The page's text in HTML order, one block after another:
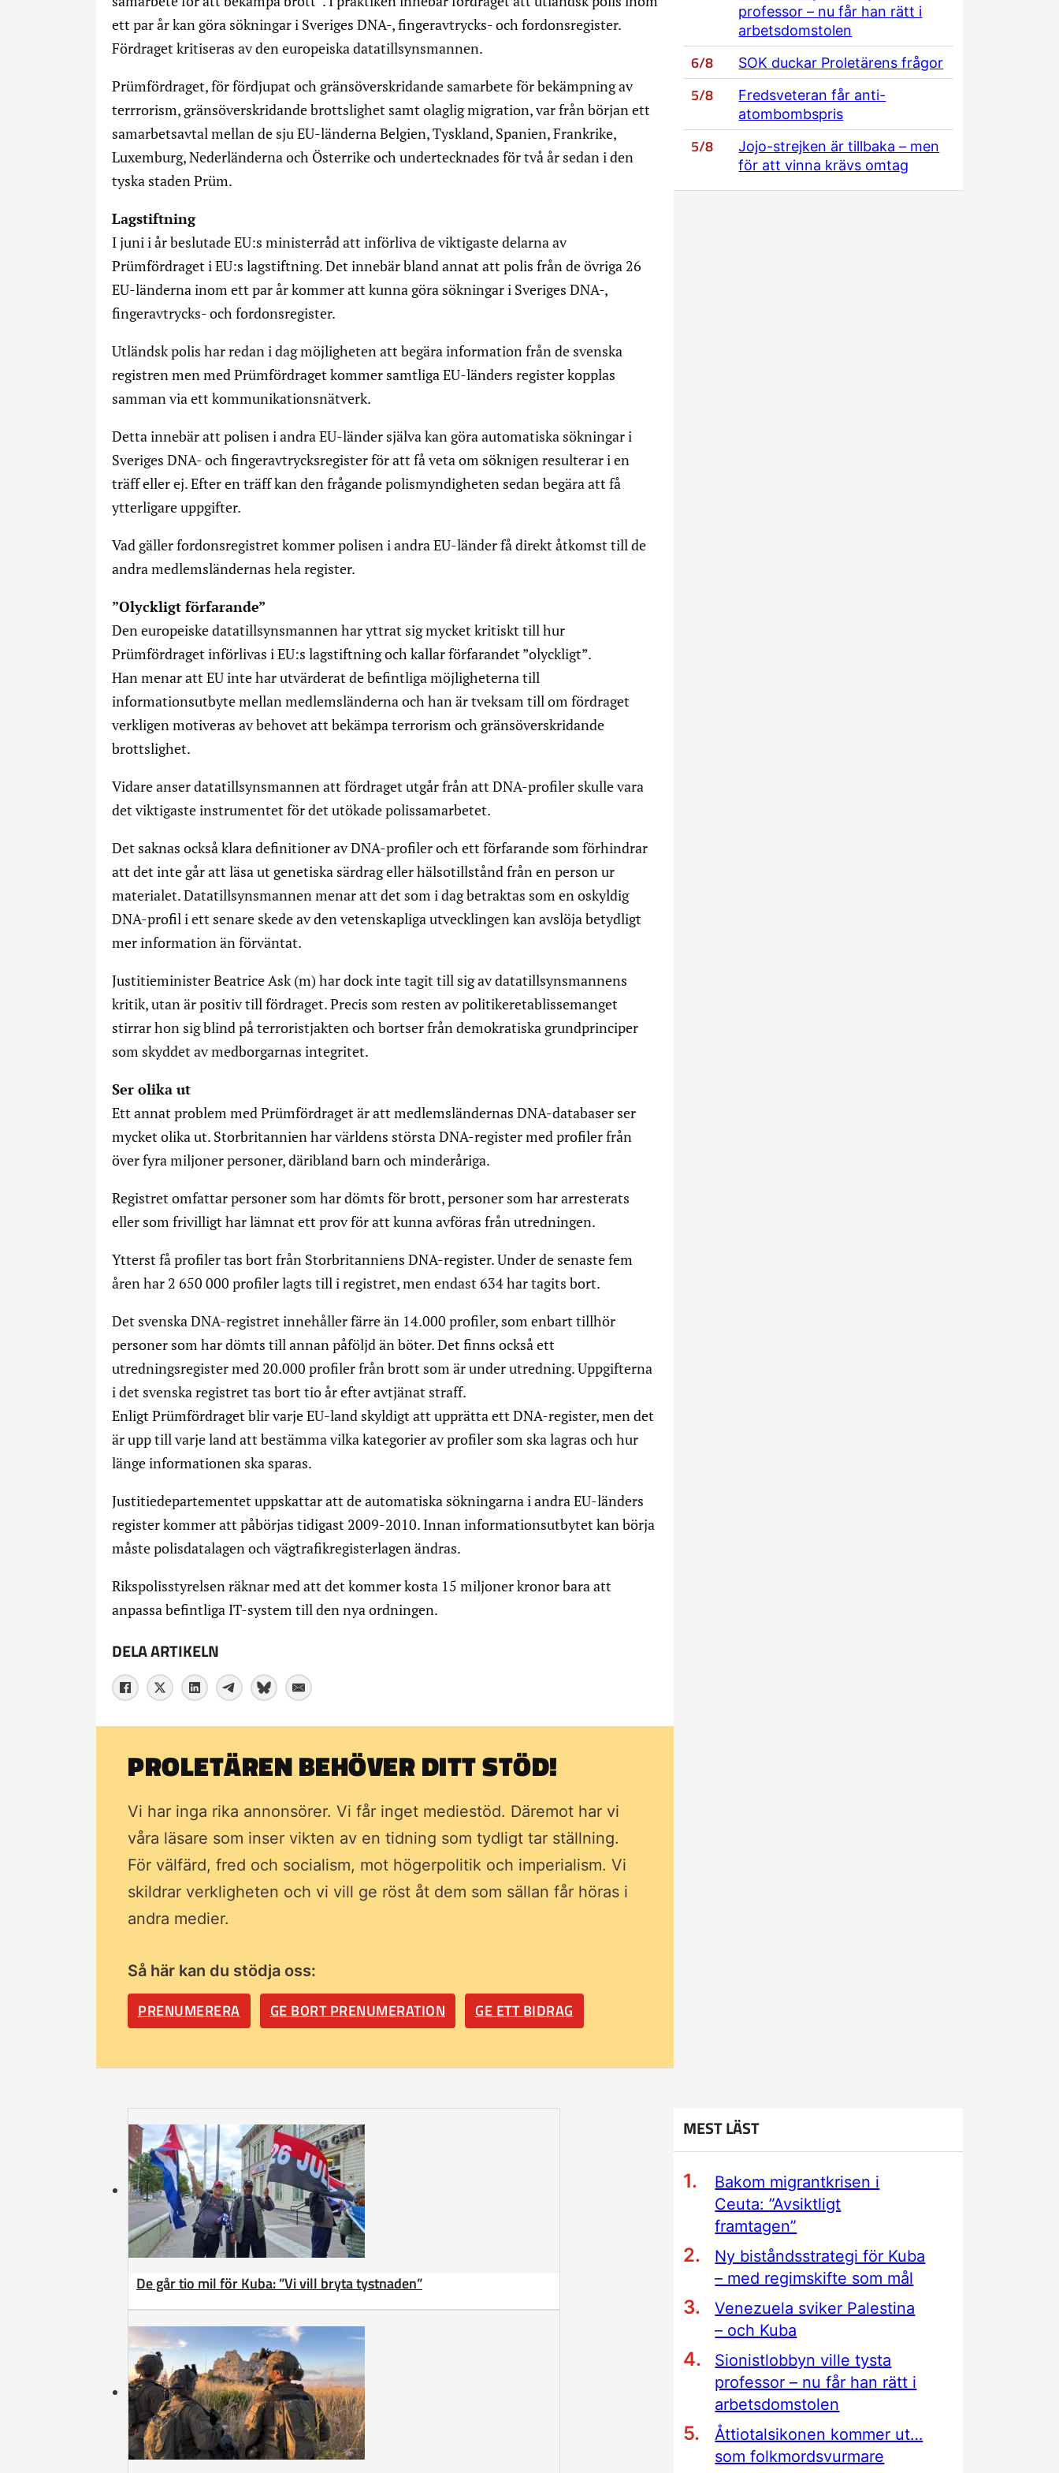
ett par år kan göra sökningar i Sveriges DNA-, fingeravtrycks- och fordonsregister.
Fördraget kritiseras av den europeiska datatillsynsmannen.
Prümfördraget, för fördjupat och gränsöverskridande samarbete för bekämpning av
terrrorism, gränsöverskridande brottslighet samt olaglig migration, var från början ett
samarbetsavtal mellan de sju EU-länderna Belgien, Tyskland, Spanien, Frankrike,
Luxemburg, Nederländerna och Österrike och undertecknades för två år sedan i den
tyska staden Prüm.
Lagstiftning
I juni i år beslutade EU:s ministerråd att införliva de viktigaste delarna av
Prümfördraget i EU:s lagstiftning. Det innebär bland annat att polis från de övriga 26
EU-länderna inom ett par år kommer att kunna göra sökningar i Sveriges DNA-,
fingeravtrycks- och fordonsregister.
Utländsk polis har redan i dag möjligheten att begära information från de svenska
registren men med Prümfördraget kommer samtliga EU-länders register kopplas
samman via ett kommunikationsnätverk.
Detta innebär att polisen i andra EU-länder själva kan göra automatiska sökningar i
Sveriges DNA- och fingeravtrycksregister för att få veta om söknigen resulterar i en
träff eller ej. Efter en träff kan den frågande polismyndigheten sedan begära att få
ytterligare uppgifter.
Vad gäller fordonsregistret kommer polisen i andra EU-länder få direkt åtkomst till de
andra medlemsländernas hela register.
”Olyckligt förfarande”
Den europeiske datatillsynsmannen har yttrat sig mycket kritiskt till hur
Prümfördraget införlivas i EU:s lagstiftning och kallar förfarandet ”olyckligt”.
Han menar att EU inte har utvärderat de befintliga möjligheterna till
informationsutbyte mellan medlemsländerna och han är tveksam till om fördraget
verkligen motiveras av behovet att bekämpa terrorism och gränsöverskridande
brottslighet.
Vidare anser datatillsynsmannen att fördraget utgår från att DNA-profiler skulle vara
det viktigaste instrumentet för det utökade polissamarbetet.
Det saknas också klara definitioner av DNA-profiler och ett förfarande som förhindrar
att det inte går att läsa ut genetiska särdrag eller hälsotillstånd från en person ur
materialet. Datatillsynsmannen menar att det som i dag betraktas som en oskyldig
DNA-profil i ett senare skede av den vetenskapliga utvecklingen kan avslöja betydligt
mer information än förväntat.
Justitieminister Beatrice Ask (m) har dock inte tagit till sig av datatillsynsmannens
kritik, utan är positiv till fördraget. Precis som resten av politikeretablissemanget
stirrar hon sig blind på terroristjakten och bortser från demokratiska grundprinciper
som skyddet av medborgarnas integritet.
Ser olika ut
Ett annat problem med Prümfördraget är att medlemsländernas DNA-databaser ser
mycket olika ut. Storbritannien har världens största DNA-register med profiler från
över fyra miljoner personer, däribland barn och minderåriga.
Registret omfattar personer som har dömts för brott, personer som har arresterats
eller som frivilligt har lämnat ett prov för att kunna avföras från utredningen.
Ytterst få profiler tas bort från Storbritanniens DNA-register. Under de senaste fem
åren har 2 650 000 profiler lagts till i registret, men endast 634 har tagits bort.
Det svenska DNA-registret innehåller färre än 14.000 profiler, som enbart tillhör
personer som har dömts till annan påföljd än böter. Det finns också ett
utredningsregister med 20.000 profiler från brott som är under utredning. Uppgifterna
i det svenska registret tas bort tio år efter avtjänat straff.
Enligt Prümfördraget blir varje EU-land skyldigt att upprätta ett DNA-register, men det
är upp till varje land att bestämma vilka kategorier av profiler som ska lagras och hur
länge informationen ska sparas.
Justitiedepartementet uppskattar att de automatiska sökningarna i andra EU-länders
register kommer att påbörjas tidigast 2009-2010. Innan informationsutbytet kan börja
måste polisdatalagen och vägtrafikregisterlagen ändras.
Rikspolisstyrelsen räknar med att det kommer kosta 15 miljoner kronor bara att
anpassa befintliga IT-system till den nya ordningen.
DELA ARTIKELN
PROLETÄREN BEHÖVER DITT STÖD!
Vi har inga rika annonsörer. Vi får inget mediestöd. Däremot har vi
våra läsare som inser vikten av en tidning som tydligt tar ställning.
För välfärd, fred och socialism, mot högerpolitik och imperialism. Vi
skildrar verkligheten och vi vill ge röst åt dem som sällan får höras i
andra medier.
Så här kan du stödja oss:
PRENUMERERA GE BORT PRENUMERATION GE ETT BIDRAG
professor – nu får han rätt i
arbetsdomstolen
6/8 SOK duckar Proletärens frågor
5/8
Fredsveteran får anti-
atombombspris
5/8
Jojo-strejken är tillbaka – men
för att vinna krävs omtag
De går tio mil för Kuba: ”Vi vill bryta tystnaden”
MEST LÄST
Bakom migrantkrisen i
Ceuta: ”Avsiktligt
framtagen”
Ny biståndsstrategi för Kuba
– med regimskifte som mål
Venezuela sviker Palestina
– och Kuba
Sionistlobbyn ville tysta
professor – nu får han rätt i
arbetsdomstolen
Åttiotalsikonen kommer ut…
som folkmordsvurmare